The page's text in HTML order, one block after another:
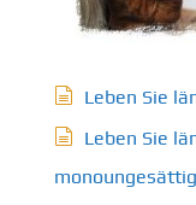
Leben Sie
Leben Sie